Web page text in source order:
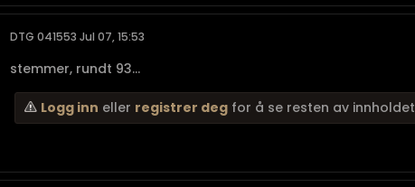
DTG 041553 Jul 07, 15:53
stemmer, rundt 93...
Logg inn eller registrer deg for å se resten av innholdet